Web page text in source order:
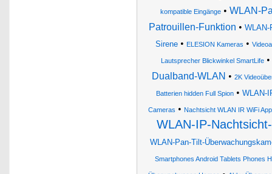
kompatible Eingänge • WLAN-
Patrouillen-Funktion •
Sirene• ELESION Kameras •
Lautsprecher Blickwinkel SmartLife•
Dualband-WLAN • 2K
Batterien hidden Full Spion • WLAN-
Cameras • Nachtsicht WLAN IR WiFi
WLAN-IP-
WLAN-Pan-Tilt-
Smartphones Android Tablets Phones